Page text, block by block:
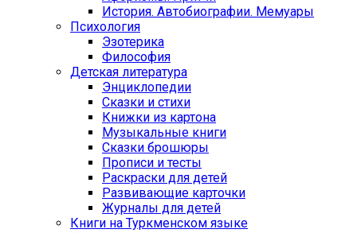
История. Автобиографии. Мемуары
Психология
Эзотерика
Философия
Детская литература
Энциклопедии
Сказки и стихи
Книжки из картона
Музыкальные книги
Сказки брошюры
Прописи и тесты
Раскраски для детей
Развивающие карточки
Журналы для детей
Книги на Туркменском языке